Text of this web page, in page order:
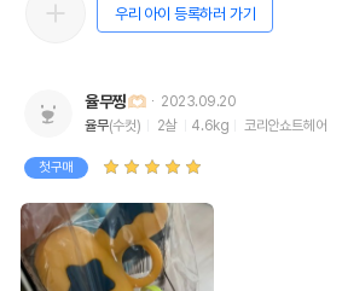
우리 아이 등록하러 가기
율무찡🫶🏻
2023.09.20
율무(수컷) 2살 4.6kg 코리안쇼트헤어
첫구매